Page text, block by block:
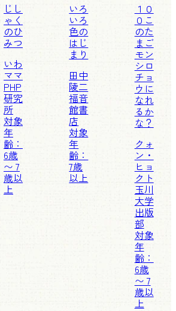
じし
ゃく
のひ
みつ
いわ
ママ
PHP
研究
所
対象
年
齢：
6歳
〜 7
歳以
上
いろ
いろ
色の
はじ
まり
田中
陵二
福音
館書
店
対象
年
齢：
7歳
以上
１０
０こ
のた
まご
モン
シロ
チョ
ウに
なれ
るか
な？
クォ
ン・
ヒョ
クト
玉川
大学
出版
部
対象
年
齢：
6歳
〜 7
歳以
上